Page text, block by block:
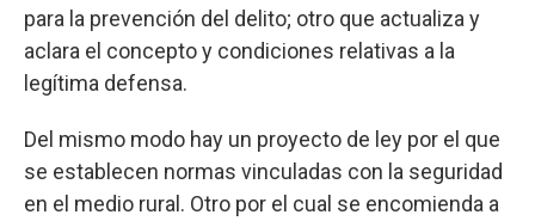
para la prevención del delito; otro que actualiza y
aclara el concepto y condiciones relativas a la
legítima defensa.
Del mismo modo hay un proyecto de ley por el que
se establecen normas vinculadas con la seguridad
en el medio rural. Otro por el cual se encomienda a